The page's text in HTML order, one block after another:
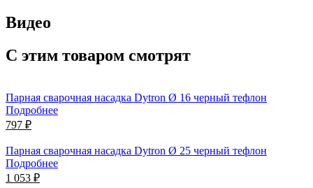
Видео
С этим товаром смотрят
Парная сварочная насадка Dytron Ø 16 черный тефлон
Подробнее
797 ₽
Парная сварочная насадка Dytron Ø 25 черный тефлон
Подробнее
1 053 ₽